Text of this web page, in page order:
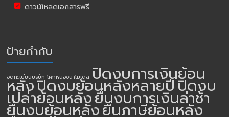
ดาวน์โหลดเอกสารฟรี
ป้ายกำกับ
จดทะเบียนบริษัท โคกหนองนาโมเดล ปิดงบการเงินย้อน
หลังปิดงบย้อนหลังหลายปีปิดงบ
เปล่าย้อนหลังยื่นงบการเงินล่าช้า
ยื่นงบย้อนหลังยื่นภาษีย้อนหลัง